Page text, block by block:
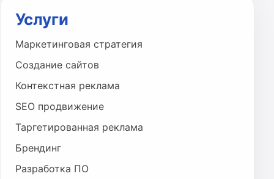
Услуги
Маркетинговая стратегия
Создание сайтов
Контекстная реклама
SEO продвижение
Таргетированная реклама
Брендинг
Разработка ПО